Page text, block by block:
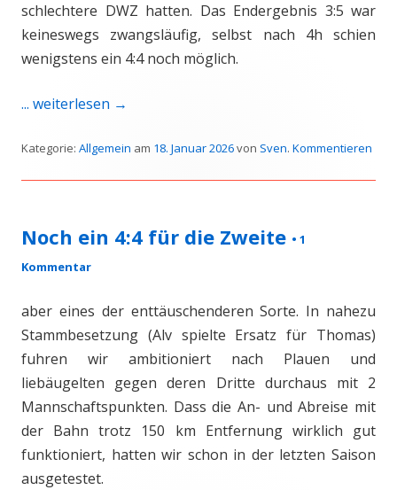
schlechtere DWZ hatten. Das Endergebnis 3:5 war
keineswegs zwangsläufig, selbst nach 4h schien
wenigstens ein 4:4 noch möglich.
... weiterlesen →
Kategorie: Allgemein am 18. Januar 2026von Sven. Kommentieren
Noch ein 4:4 für die Zweite • 1
Kommentar
aber eines der enttäuschenderen Sorte. In nahezu
Stammbesetzung (Alv spielte Ersatz für Thomas)
fuhren wir ambitioniert nach Plauen und
liebäugelten gegen deren Dritte durchaus mit 2
Mannschaftspunkten. Dass die An- und Abreise mit
der Bahn trotz 150 km Entfernung wirklich gut
funktioniert, hatten wir schon in der letzten Saison
ausgetestet.